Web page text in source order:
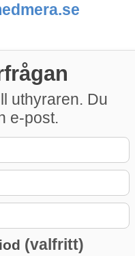
uthyraren. Du
e-post.
(valfritt)